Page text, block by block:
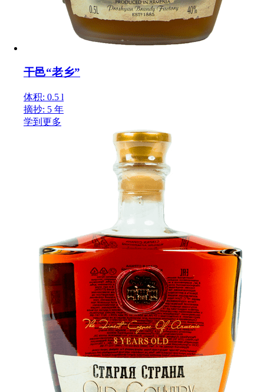
干邑“老乡”
体积: 0.5 l
摘抄: 5 年
学到更多